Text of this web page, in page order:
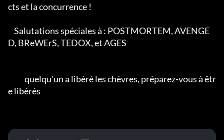
cts et la concurrence !
D, BReWErS, TEDOX, et AGES
e libérés